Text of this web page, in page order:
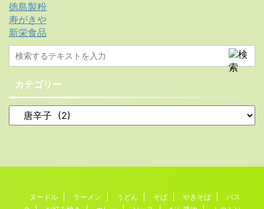
徳島製粉
寿がきや
新栄食品
カテゴリー
ヌードル ラーメン うどん そば やきそば
パス